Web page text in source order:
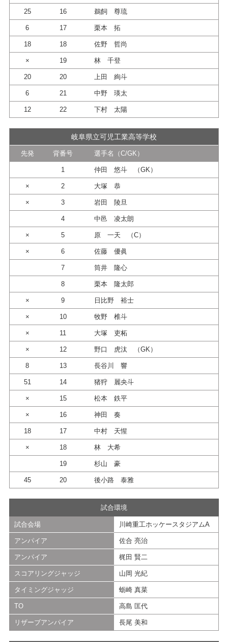
25 16 鵜飼 尊琉
6 17 栗本 拓
18 18 佐野 哲尚
× 19 林 千登
20 20 上田 絢斗
6 21 中野 瑛太
12 22 下村 太陽
岐阜県立可児工業高等学校
先発 背番号 選手名（C/GK）
1 仲田 悠斗 （GK）
× 2 大塚 恭
× 3 岩田 陵旦
4 中邑 凌太朗
× 5 原 一天 （C）
× 6 佐藤 優眞
7 筒井 隆心
8 栗本 隆太郎
× 9 日比野 裕士
× 10 牧野 椎斗
× 11 大塚 吏柘
× 12 野口 虎汰 （GK）
8 13 長谷川 響
51 14 猪狩 麗央斗
× 15 松本 鉄平
× 16 神田 奏
18 17 中村 天惺
× 18 林 大希
19 杉山 豪
45 20 後小路 泰雅
試合環境
試合会場 川崎重工ホッケースタジアムA
アンパイア 佐合 亮治
アンパイア 梶田 賢二
スコアリングジャッジ 山岡 光紀
タイミングジャッジ 蛎崎 真菜
TO 高島 匡代
リザーブアンパイア 長尾 美和